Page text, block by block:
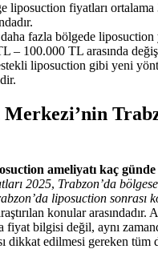
liposuction fiyatları
fazla bölgede liposuction
– 100.000 TL arasında
liposuction gibi yeni
ameliyatı kaç
2025, Trabzon’da
liposuction sonrası
konular
fiyat bilgisi değil, aynı
dikkat edilmesi gereken tüm